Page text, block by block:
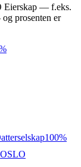
Eierskap — f.eks.
prosenten er
100%
OSLO